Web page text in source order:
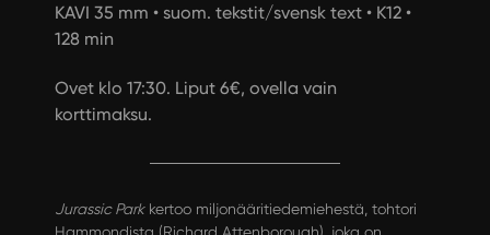
KAVI 35 mm • suom. tekstit/svensk text • K12 •
128 min
Ovet klo 17:30. Liput 6€, ovella vain
korttimaksu.
Jurassic Parkkertoo miljonääritiedemiehestä, tohtori
Hammondista (Richard Attenborough), joka on